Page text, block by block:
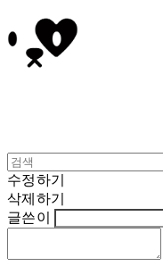
수정하기
삭제하기
글쓴이